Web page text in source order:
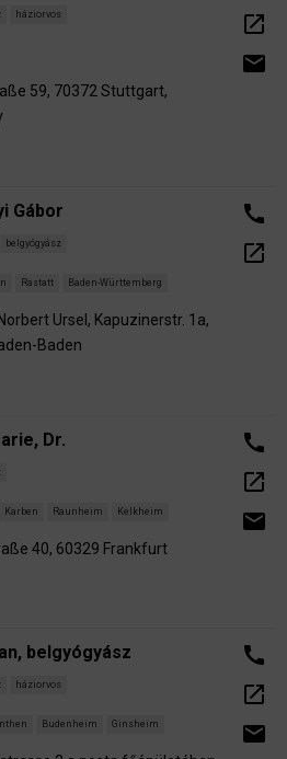
háziorvos
59, 70372 Stuttgart,
open_in_new
email
Gábor
belgyógyász
Rastatt Baden-Württemberg
Ursel, Kapuzinerstr. 1a,
Baden
call
open_in_new
Dr.
Karben Raunheim Kelkheim
40, 60329 Frankfurt
call
open_in_new
email
belgyógyász
háziorvos
Budenheim Ginsheim
call
open_in_new
email